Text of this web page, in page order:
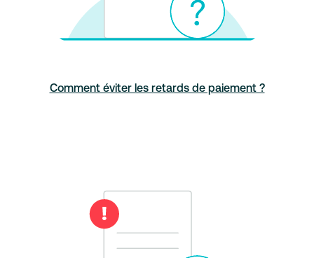
Comment éviter les retards de paiement ?